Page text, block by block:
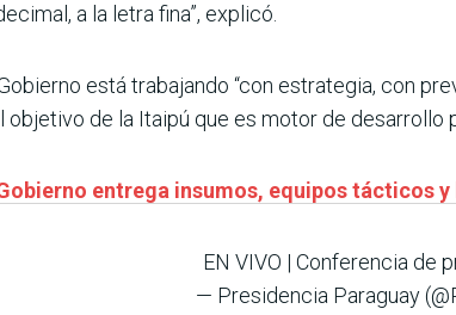
a la letra fina”, explicó.
está trabajando “con estrategia, con
objetivo de la Itaipú que es motor de desarrollo
entrega insumos, equipos tácticos
EN VIVO | Conferencia de
— Presidencia Paraguay